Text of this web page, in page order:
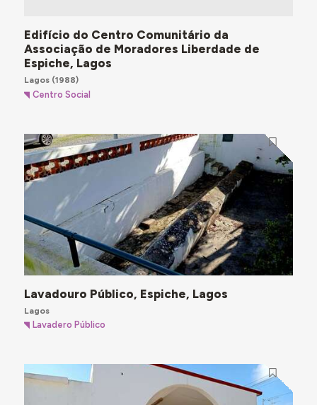
Edifício do Centro Comunitário da
Associação de Moradores Liberdade de
Espiche, Lagos
Lagos(1988)
Centro Social
Lavadouro Público, Espiche, Lagos
Lagos
Lavadero Público